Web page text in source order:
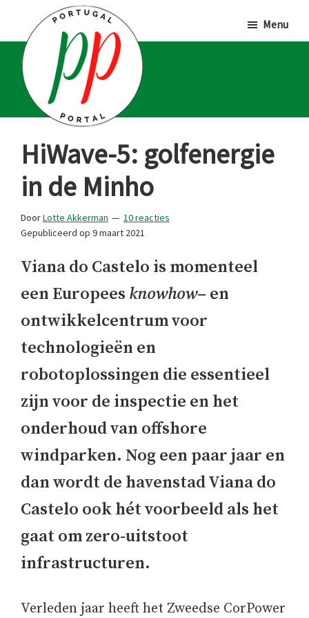
hoofd
inhoud
eerste
sidebar
voettekst
Portal
Voor
Portugalliefhebbers
en
fanaten
Menu
HiWave-5: golfenergie
in de Minho
DoorLotte Akkerman
10 reacties
Gepubliceerd op 9 maart 2021
Viana do Castelo is momenteel
een Europees knowhow– en
ontwikkelcentrum voor
technologieën en
robotoplossingen die essentieel
zijn voor de inspectie en het
onderhoud van offshore
windparken. Nog een paar jaar en
dan wordt de havenstad Viana do
Castelo ook hét voorbeeld als het
gaat om zero-uitstoot
infrastructuren.
Verleden jaar heeft het Zweedse CorPower